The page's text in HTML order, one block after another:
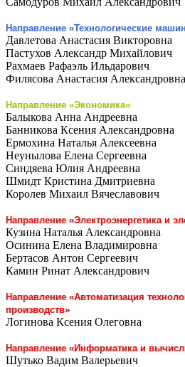
Направление «Технологические
Давлетова Анастасия Викторовна
Пастухов Александр Михайлович
Рахмаев Рафаэль Ильдарович
Филясова Анастасия Александровна
Направление «Экономика»
Балыкова Анна Андреевна
Банникова Ксения Александровна
Ермохина Наталья Алексеевна
Неунылова Елена Сергеевна
Синдяева Юлия Андреевна
Шмидт Кристина Дмитриевна
Королев Михаил Вячеславович
Направление «Электроэнергетика и
Кузина Наталья Александровна
Осинина Елена Владимировна
Бертасов Антон Сергеевич
Камин Ринат Александрович
Направление «Автоматизация
производств»
Логинова Ксения Олеговна
Направление «Информатика и
Шутько Вадим Валерьевич